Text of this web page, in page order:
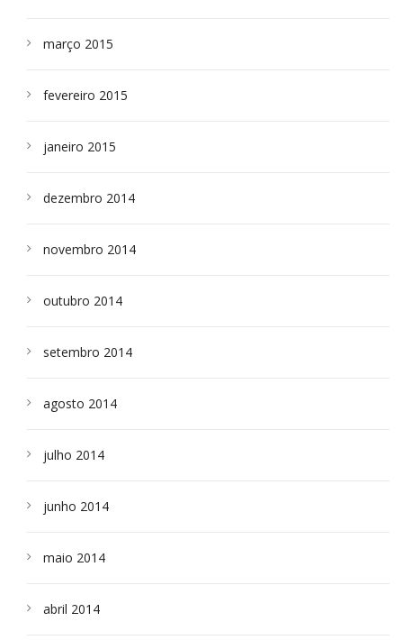
março 2015
fevereiro 2015
janeiro 2015
dezembro 2014
novembro 2014
outubro 2014
setembro 2014
agosto 2014
julho 2014
junho 2014
maio 2014
abril 2014